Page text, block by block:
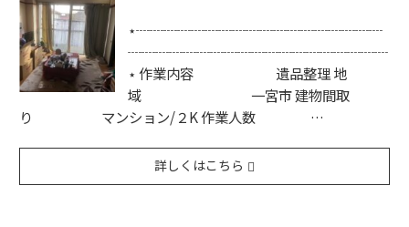
⋆┈┈┈┈┈┈┈┈┈┈┈┈┈┈┈┈┈┈
┈┈┈┈┈┈┈┈┈┈┈┈┈┈┈┈┈┈┈
⋆ 作業内容 遺品整理 地
域 一宮市 建物間取
り マンション/２K 作業人数 …
詳しくはこちら